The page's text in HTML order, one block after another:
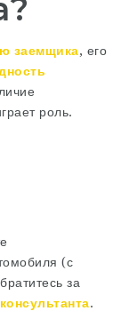
заемщика‚ его
роль.
(с
за
.